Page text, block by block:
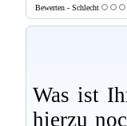
Bewerten - Schlecht
Was ist
hierzu